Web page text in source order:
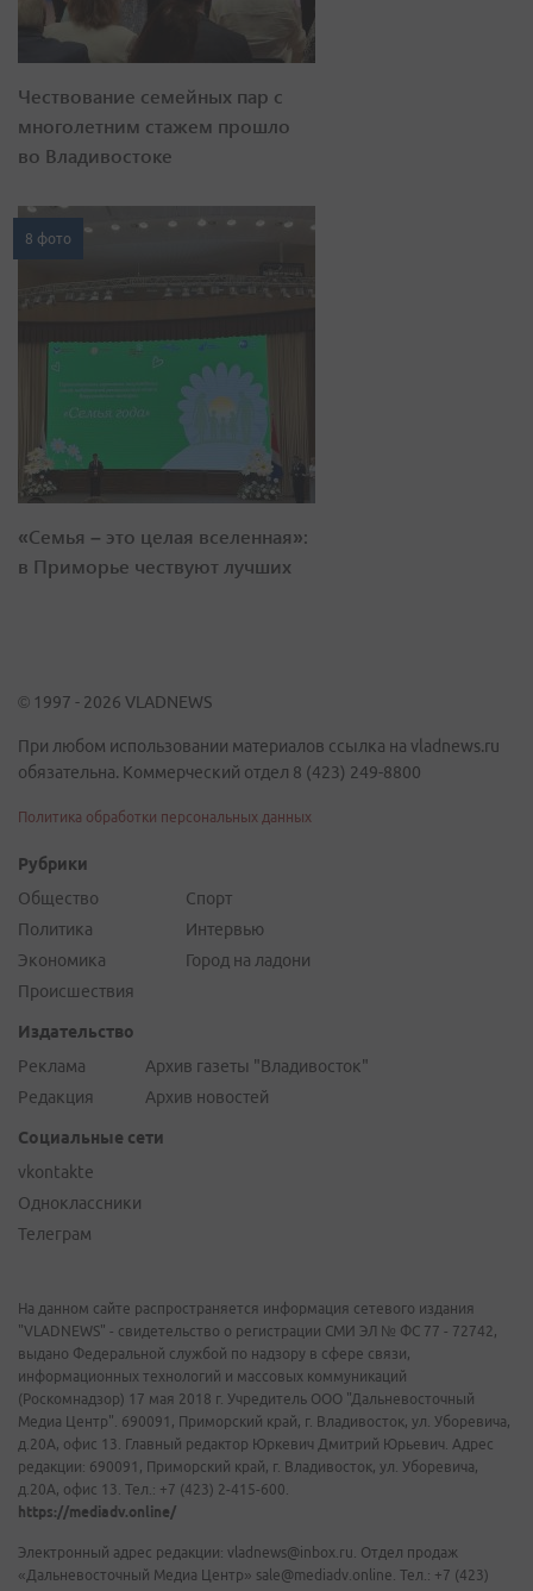
Чествование семейных пар с
многолетним стажем прошло
во Владивостоке
8 фото
«Семья – это целая вселенная»:
в Приморье чествуют лучших
© 1997 - 2026 VLADNEWS
При любом использовании материалов ссылка на vladnews.ru
обязательна. Коммерческий отдел 8 (423) 249-8800
Политика обработки персональных данных
Рубрики
Общество
Политика
Экономика
Происшествия
Спорт
Интервью
Город на ладони
Издательство
Реклама
Редакция
Архив газеты "Владивосток"
Архив новостей
Социальные сети
vkontakte
Одноклассники
Телеграм
На данном сайте распространяется информация сетевого издания
"VLADNEWS" - свидетельство о регистрации СМИ ЭЛ № ФС 77 - 72742,
выдано Федеральной службой по надзору в сфере связи,
информационных технологий и массовых коммуникаций
(Роскомнадзор) 17 мая 2018 г. Учредитель ООО "Дальневосточный
Медиа Центр". 690091, Приморский край, г. Владивосток, ул. Уборевича,
д.20А, офис 13. Главный редактор Юркевич Дмитрий Юрьевич. Адрес
редакции: 690091, Приморский край, г. Владивосток, ул. Уборевича,
д.20А, офис 13. Тел.: +7 (423) 2-415-600.
https://mediadv.online/
Электронный адрес редакции: vladnews@inbox.ru. Отдел продаж
«Дальневосточный Медиа Центр» sale@mediadv.online. Тел.: +7 (423)